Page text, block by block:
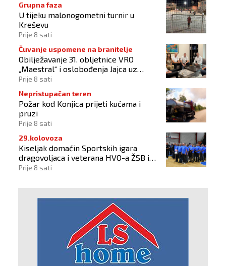
Grupna faza
U tijeku malonogometni turnir u
Kreševu
Prije 8 sati
Čuvanje uspomene na branitelje
Obilježavanje 31. obljetnice VRO
„Maestral“ i oslobođenja Jajca uz
pokroviteljstvo HNS-a BiH
Prije 8 sati
Nepristupačan teren
Požar kod Konjica prijeti kućama i
pruzi
Prije 8 sati
29.kolovoza
Kiseljak domaćin Sportskih igara
dragovoljaca i veterana HVO-a ŽSB i
Dana branitelja
Prije 8 sati